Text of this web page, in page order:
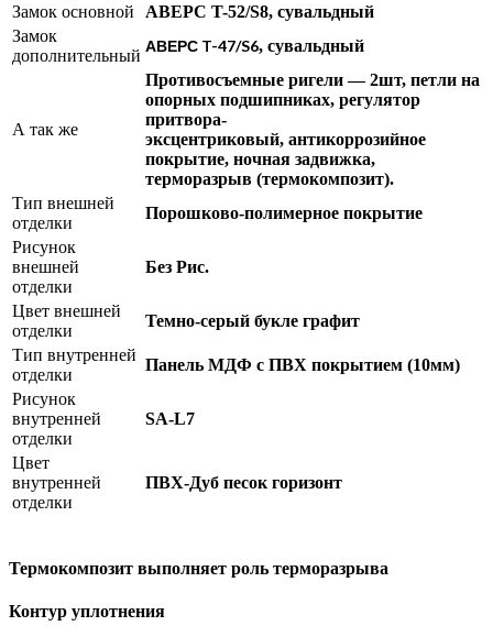
Замок основной
АВЕРС T-52/S8, сувальдный
Замок
дополнительный
АВЕРС T-47/S6, сувальдный
А так же
Противосъемные ригели — 2шт, петли на
опорных подшипниках, регулятор
притвора-
эксцентриковый, антикоррозийное
покрытие, ночная задвижка,
терморазрыв (термокомпозит).
Тип внешней
отделки
Порошково-полимерное покрытие
Рисунок
внешней
отделки
Без Рис.
Цвет внешней
отделки
Темно-серый букле графит
Тип внутренней
отделки
Панель МДФ с ПВХ покрытием (10мм)
Рисунок
внутренней
отделки
SA-L7
Цвет
внутренней
отделки
ПВХ-Дуб песок горизонт
Термокомпозит выполняет роль терморазрыва
Контур уплотнения